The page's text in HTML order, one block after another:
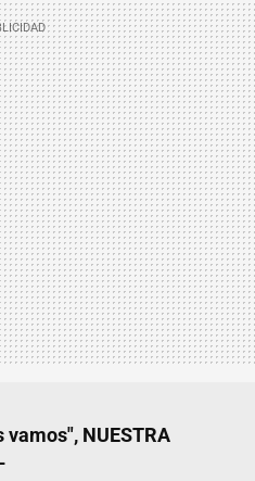
vamos", NUESTRA